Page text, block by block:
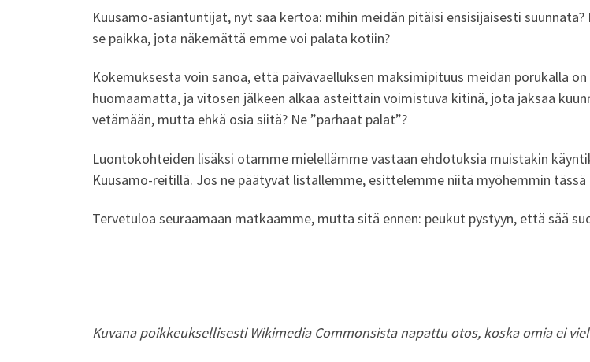
Kuusamo-asiantuntijat, nyt saa kertoa: mihin meidän pitäisi ensisijaisesti
se paikka, jota näkemättä emme voi palata kotiin?
Kokemuksesta voin sanoa, että päivävaelluksen maksimipituus meidän porukalla
huomaamatta, ja vitosen jälkeen alkaa asteittain voimistuva kitinä, jota jaksaa
vetämään, mutta ehkä osia siitä? Ne ”parhaat palat”?
Luontokohteiden lisäksi otamme mielellämme vastaan ehdotuksia muistakin
Kuusamo-reitillä. Jos ne päätyvät listallemme, esittelemme niitä myöhemmin tässä
Tervetuloa seuraamaan matkaamme, mutta sitä ennen: peukut pystyyn, että sää
Kuvana poikkeuksellisesti Wikimedia Commonsista napattu otos, koska omia ei